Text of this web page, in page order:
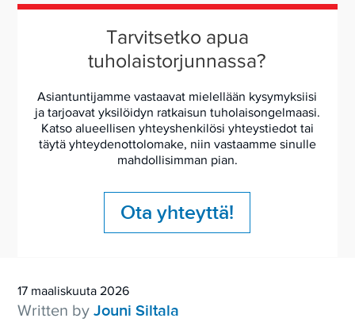
Tarvitsetko apua
tuholaistorjunnassa?
Asiantuntijamme vastaavat mielellään kysymyksiisi
ja tarjoavat yksilöidyn ratkaisun tuholaisongelmaasi.
Katso alueellisen yhteyshenkilösi yhteystiedot tai
täytä yhteydenottolomake, niin vastaamme sinulle
mahdollisimman pian.
Ota yhteyttä!
17 maaliskuuta 2026
Written byJouni Siltala